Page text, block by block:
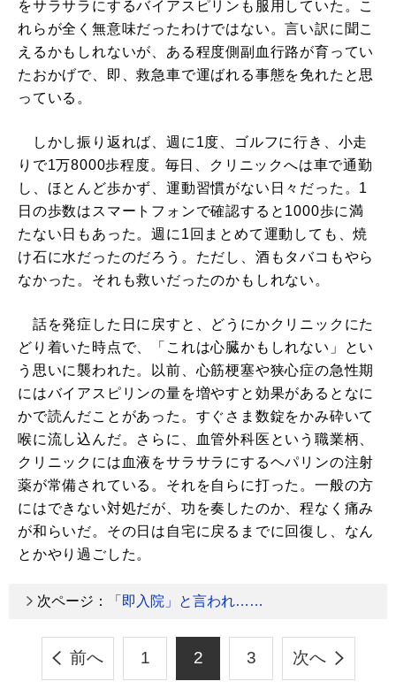
をサラサラにするバイアスピリンも服用していた。こ
れらが全く無意味だったわけではない。言い訳に聞こ
えるかもしれないが、ある程度側副血行路が育ってい
たおかげで、即、救急車で運ばれる事態を免れたと思
っている。
しかし振り返れば、週に1度、ゴルフに行き、小走
りで1万8000歩程度。毎日、クリニックへは車で通勤
し、ほとんど歩かず、運動習慣がない日々だった。1
日の歩数はスマートフォンで確認すると1000歩に満
たない日もあった。週に1回まとめて運動しても、焼
け石に水だったのだろう。ただし、酒もタバコもやら
なかった。それも救いだったのかもしれない。
話を発症した日に戻すと、どうにかクリニックにた
どり着いた時点で、「これは心臓かもしれない」とい
う思いに襲われた。以前、心筋梗塞や狭心症の急性期
にはバイアスピリンの量を増やすと効果があるとなに
かで読んだことがあった。すぐさま数錠をかみ砕いて
喉に流し込んだ。さらに、血管外科医という職業柄、
クリニックには血液をサラサラにするヘパリンの注射
薬が常備されている。それを自らに打った。一般の方
にはできない対処だが、功を奏したのか、程なく痛み
が和らいだ。その日は自宅に戻るまでに回復し、なん
とかやり過ごした。
次ページ： 「即入院」と言われ……
前へ 1 2 3 次へ